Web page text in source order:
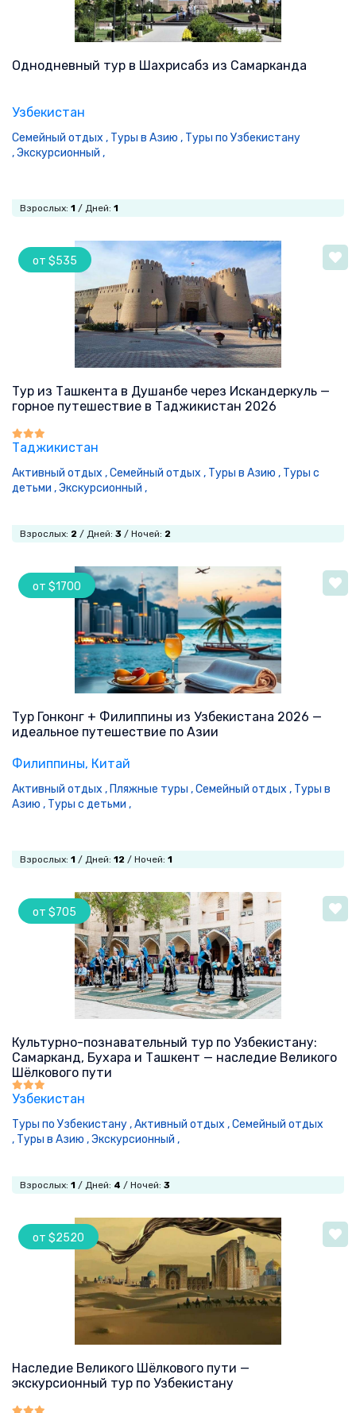
Однодневный тур в Шахрисабз из Самарканда
Узбекистан
Семейный отдых , Туры в Азию , Туры по Узбекистану
,Экскурсионный ,
Взрослых: 1 / Дней: 1
от $535
Тур из Ташкента в Душанбе через Искандеркуль —
горное путешествие в Таджикистан 2026
Таджикистан
Активный отдых ,Семейный отдых , Туры в Азию , Туры с
детьми ,Экскурсионный ,
Взрослых: 2 / Дней: 3 / Ночей: 2
от $1700
Тур Гонконг + Филиппины из Узбекистана 2026 —
идеальное путешествие по Азии
Филиппины, Китай
Активный отдых , Пляжные туры ,Семейный отдых , Туры в
Азию , Туры с детьми ,
Взрослых: 1 / Дней: 12 / Ночей: 1
от $705
Культурно-познавательный тур по Узбекистану:
Самарканд, Бухара и Ташкент — наследие Великого
Шёлкового пути
Узбекистан
Туры по Узбекистану ,Активный отдых ,Семейный отдых
, Туры в Азию ,Экскурсионный ,
Взрослых: 1 / Дней: 4 / Ночей: 3
от $2520
Наследие Великого Шёлкового пути —
экскурсионный тур по Узбекистану